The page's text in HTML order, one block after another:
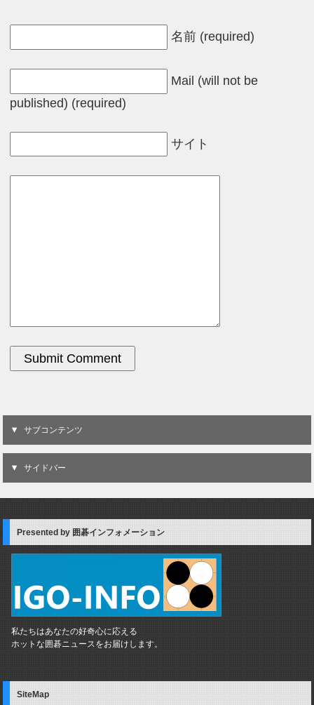
名前 (required)
Mail (will not be
published) (required)
サイト
サブコンテンツ
サイドバー
Presented by 囲碁インフォメーション
私たちはあなたの好奇心に応える
ホットな囲碁ニュースをお届けします。
SiteMap